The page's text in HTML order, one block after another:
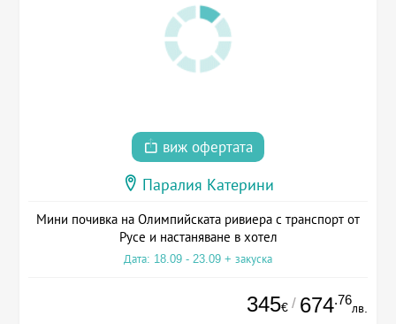
виж офертата
Паралия Катерини
Мини почивка на Олимпийската ривиера с транспорт от
Русе и настаняване в хотел
Дата: 18.09 - 23.09 + закуска
345€ / 674.76
лв.